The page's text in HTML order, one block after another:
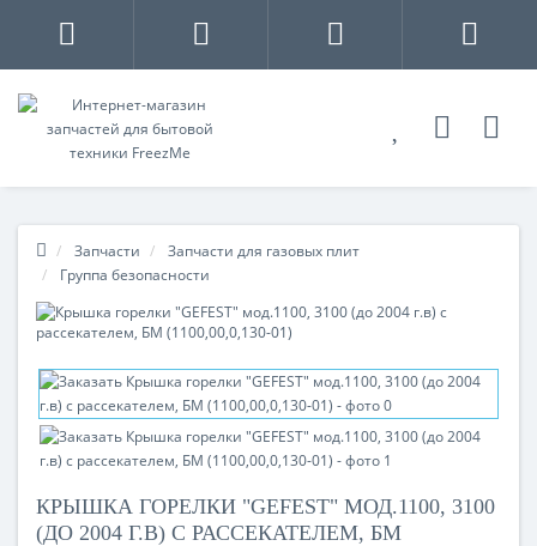
Запчасти
Запчасти для газовых плит
Группа безопасности
КРЫШКА ГОРЕЛКИ "GEFEST" МОД.1100, 3100
(ДО 2004 Г.В) С РАССЕКАТЕЛЕМ, БМ